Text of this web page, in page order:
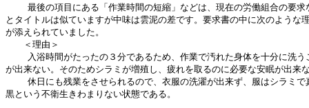
最後の項目にある「作業時間の短縮」などは、現在の労働組合の要求
とタイトルは似ていますが中味は雲泥の差です。要求書の中に次のような
が添えられていました。
＜理由＞
入浴時間がたったの３分であるため、作業で汚れた身体を十分に洗う
が出来ない。そのためシラミが増殖し、疲れを取るのに必要な安眠が出来
休日にも残業をさせられるので、衣服の洗濯が出来ず、服はシラミで
黒という不衛生きわまりない状態である。